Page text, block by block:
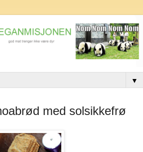
▼
med solsikkefrø